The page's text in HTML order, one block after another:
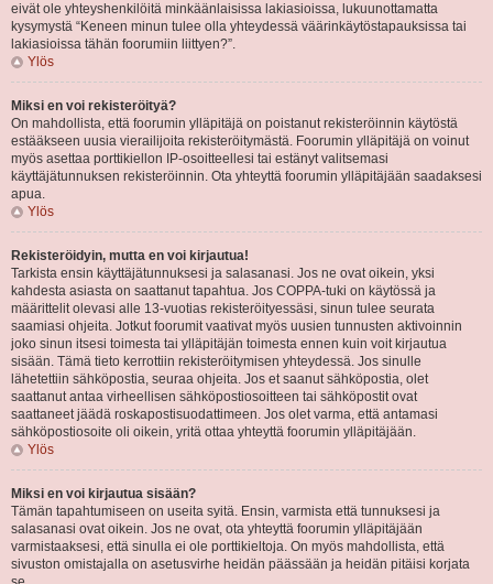
eivät ole yhteyshenkilöitä minkäänlaisissa lakiasioissa, lukuunottamatta
kysymystä “Keneen minun tulee olla yhteydessä väärinkäytöstapauksissa tai
lakiasioissa tähän foorumiin liittyen?”.
Ylös
Miksi en voi rekisteröityä?
On mahdollista, että foorumin ylläpitäjä on poistanut rekisteröinnin käytöstä
estääkseen uusia vierailijoita rekisteröitymästä. Foorumin ylläpitäjä on voinut
myös asettaa porttikiellon IP-osoitteellesi tai estänyt valitsemasi
käyttäjätunnuksen rekisteröinnin. Ota yhteyttä foorumin ylläpitäjään saadaksesi
apua.
Ylös
Rekisteröidyin, mutta en voi kirjautua!
Tarkista ensin käyttäjätunnuksesi ja salasanasi. Jos ne ovat oikein, yksi
kahdesta asiasta on saattanut tapahtua. Jos COPPA-tuki on käytössä ja
määrittelit olevasi alle 13-vuotias rekisteröityessäsi, sinun tulee seurata
saamiasi ohjeita. Jotkut foorumit vaativat myös uusien tunnusten aktivoinnin
joko sinun itsesi toimesta tai ylläpitäjän toimesta ennen kuin voit kirjautua
sisään. Tämä tieto kerrottiin rekisteröitymisen yhteydessä. Jos sinulle
lähetettiin sähköpostia, seuraa ohjeita. Jos et saanut sähköpostia, olet
saattanut antaa virheellisen sähköpostiosoitteen tai sähköpostit ovat
saattaneet jäädä roskapostisuodattimeen. Jos olet varma, että antamasi
sähköpostiosoite oli oikein, yritä ottaa yhteyttä foorumin ylläpitäjään.
Ylös
Miksi en voi kirjautua sisään?
Tämän tapahtumiseen on useita syitä. Ensin, varmista että tunnuksesi ja
salasanasi ovat oikein. Jos ne ovat, ota yhteyttä foorumin ylläpitäjään
varmistaaksesi, että sinulla ei ole porttikieltoja. On myös mahdollista, että
sivuston omistajalla on asetusvirhe heidän päässään ja heidän pitäisi korjata